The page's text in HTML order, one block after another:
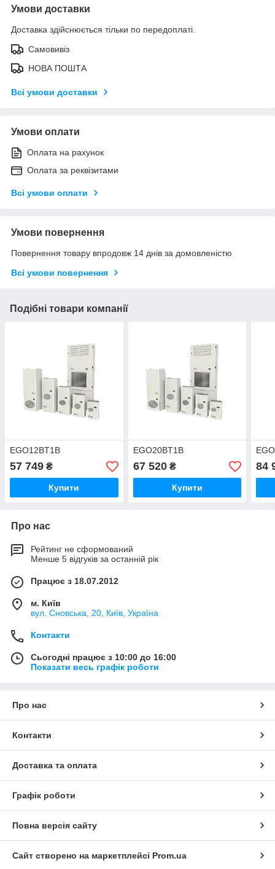
Умови доставки
Доставка здійснюється тільки по передоплаті.
Самовивіз
НОВА ПОШТА
Всі умови доставки
Умови оплати
Оплата на рахунок
Оплата за реквізитами
Всі умови оплати
Умови повернення
Повернення товару впродовж 14 днів за домовленістю
Всі умови повернення
Подібні товари компанії
EGO12BT1B
57 749 ₴
Купити
EGO20BT1B
67 520₴
Купити
84
Про нас
Рейтинг не сформований
Менше 5 відгуків за останній рік
Працює з 18.07.2012
м. Київ
вул. Сновська, 20, Київ, Україна
Контакти
Сьогодні працює з 10:00 до 16:00
Показати весь графік роботи
Про нас
Контакти
Доставка та оплата
Графік роботи
Повна версія сайту
Сайт створено на маркетплейсі Prom.ua